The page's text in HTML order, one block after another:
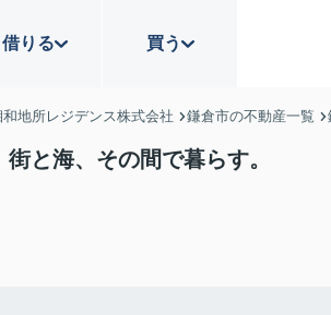
借りる 買う
地所レジデンス株式会社 鎌倉市の不動産一覧
と海、その間で暮らす。